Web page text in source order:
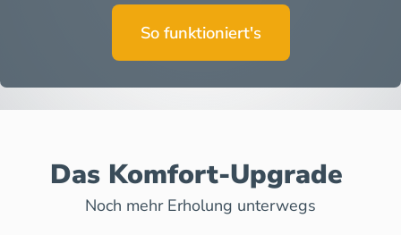
So funktioniert's
Das Komfort-Upgrade
Noch mehr Erholung unterwegs